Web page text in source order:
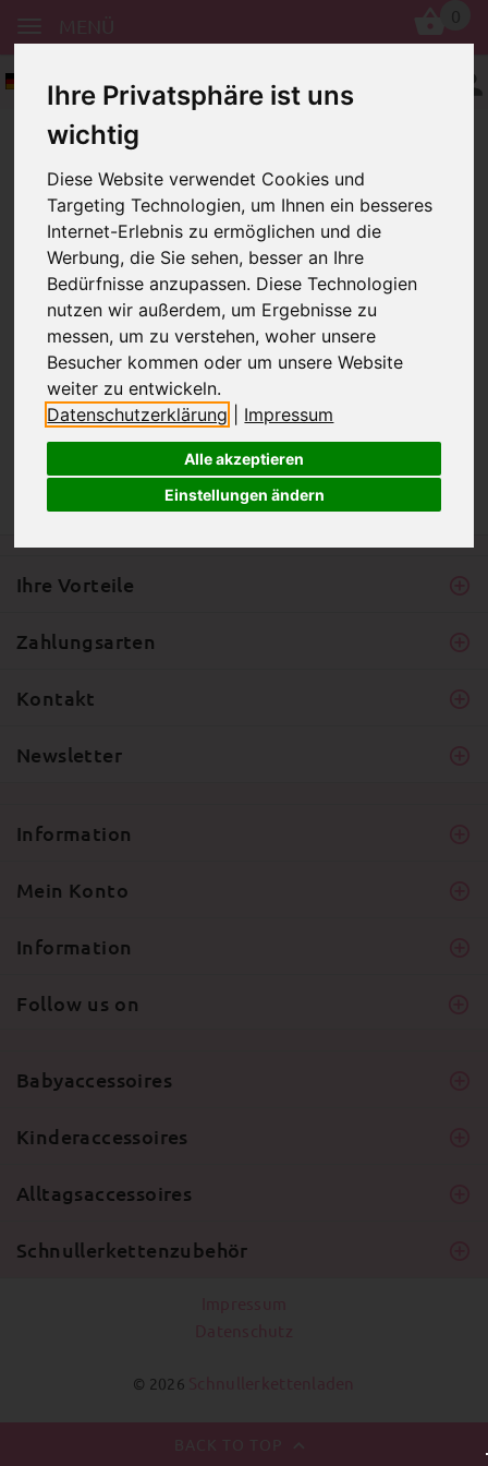
Ihre Privatsphäre ist uns
wichtig
Diese Website verwendet Cookies und
Targeting Technologien, um Ihnen ein besseres
Internet-Erlebnis zu ermöglichen und die
Werbung, die Sie sehen, besser an Ihre
Bedürfnisse anzupassen. Diese Technologien
nutzen wir außerdem, um Ergebnisse zu
messen, um zu verstehen, woher unsere
Besucher kommen oder um unsere Website
weiter zu entwickeln.
Datenschutzerklärung
Impressum
Alle akzeptieren
Einstellungen ändern
Deutsch
Borjay
In dieser Kategorie gibt es derzeit keine
Artikel.
Ihre Vorteile
Zahlungsarten
Kontakt
Newsletter
Information
Mein Konto
Information
Follow us on
Babyaccessoires
Kinderaccessoires
Alltagsaccessoires
Schnullerkettenzubehör
© 2026